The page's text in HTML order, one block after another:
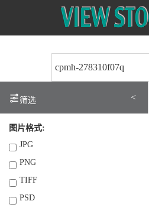
筛选 <
图片格式:
JPG
PNG
TIFF
PSD